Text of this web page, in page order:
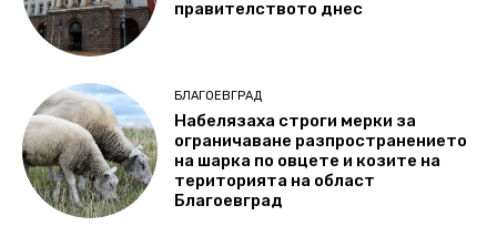
правителството днес
БЛАГОЕВГРАД
Набелязаха строги мерки за
ограничаване разпространението
на шарка по овцете и козите на
територията на област
Благоевград